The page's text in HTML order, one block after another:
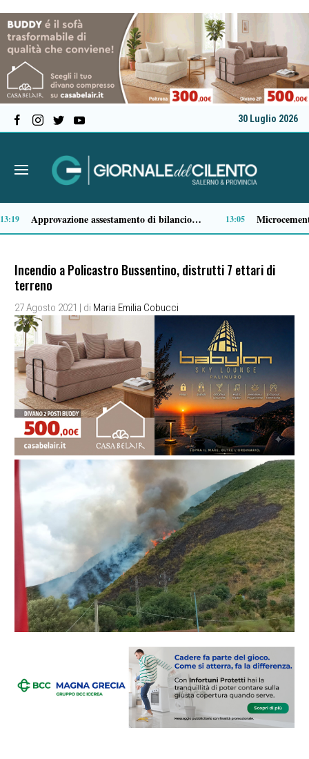
30 Luglio 2026
No di RFI al ripristino del facchinaggio alla stazione di Sapri, PSI: «La battaglia continua» 11:36 Comparto ittico, dalla Regione Campania 3 milioni di euro per fronteggiare il caro-gasolio 11:15
Incendio a Policastro Bussentino, distrutti 7 ettari di
terreno
27 Agosto 2021 | di Maria Emilia Cobucci